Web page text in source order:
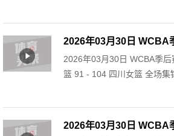
2026年03月30日 WCBA
上海女篮 91 - 104 四川女
2026年03月30日 WCBA季
篮 91 - 104 四川女篮 全场集
2026年03月30日 WCBA